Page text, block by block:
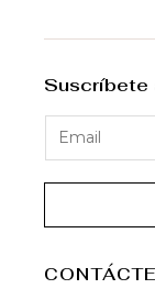
Suscríbete